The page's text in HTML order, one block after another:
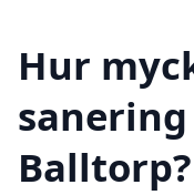
Hur
Balltorp?